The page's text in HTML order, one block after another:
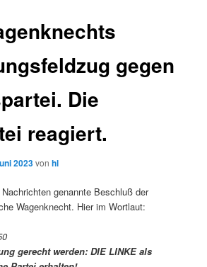
gegen
Die
reagiert.
2023vonhl
genannte Beschluß der
Wagenknecht. Hier im Wortlaut:
gerecht werden: DIE LINKE als